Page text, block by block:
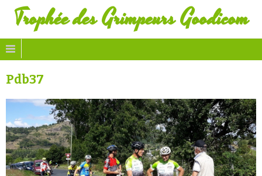
Trophée des Grimpeurs Goodicom
Pdb37